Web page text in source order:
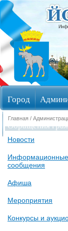
Город
Обращения
Главная /
Новости
Информационные
сообщения
Афиша
Мероприятия
Конкурсы и